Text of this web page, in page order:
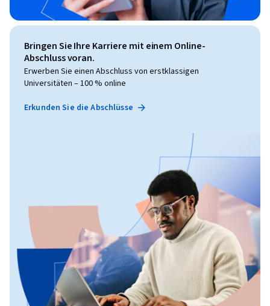
Bringen Sie Ihre Karriere mit einem Online-
Abschluss voran.
Erwerben Sie einen Abschluss von erstklassigen
Universitäten – 100 % online
Erkunden Sie die Abschlüsse